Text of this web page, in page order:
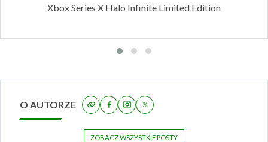
Xbox Series X Halo Infinite Limited Edition
O AUTORZE
ZOBACZ WSZYSTKIE POSTY